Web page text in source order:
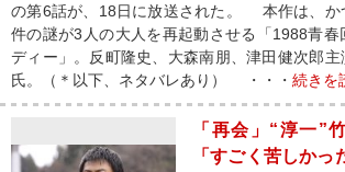
の第6話が、18日に放送された。 本作は、か
件の謎が3人の大人を再起動させる「1988青春
ディー」。反町隆史、大森南朋、津田健次郎
氏。（＊以下、ネタバレあり） ・・・ 続きを
「再会」“淳一”
「すごく苦しか